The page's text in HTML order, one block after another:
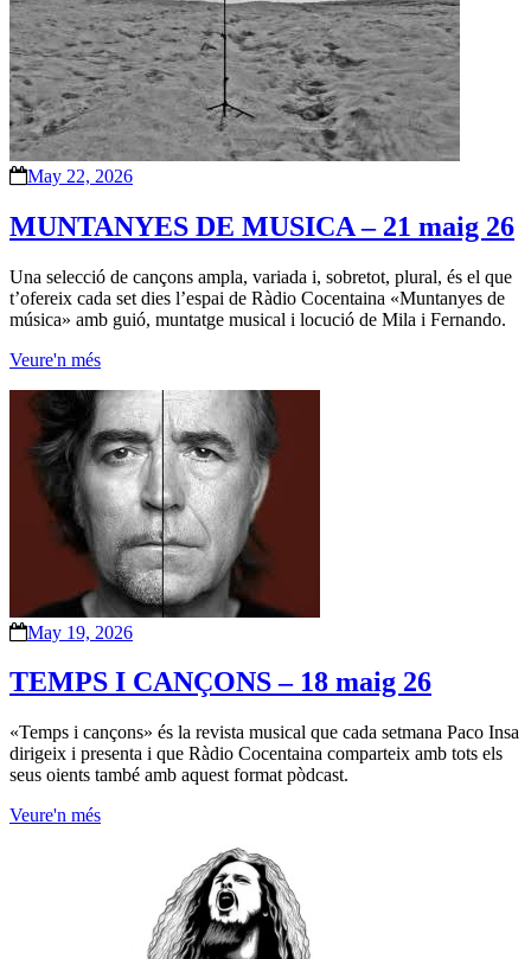
May 22, 2026
MUNTANYES DE MUSICA – 21 maig 26
Una selecció de cançons ampla, variada i, sobretot, plural, és el que
t’ofereix cada set dies l’espai de Ràdio Cocentaina «Muntanyes de
música» amb guió, muntatge musical i locució de Mila i Fernando.
Veure'n més
May 19, 2026
TEMPS I CANÇONS – 18 maig 26
«Temps i cançons» és la revista musical que cada setmana Paco Insa
dirigeix i presenta i que Ràdio Cocentaina comparteix amb tots els
seus oients també amb aquest format pòdcast.
Veure'n més